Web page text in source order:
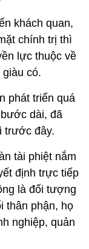
khách quan,
chính trị thì
lực thuộc về
có.
phát triển quá
dài, đã
trước đây.
tài phiệt nắm
định trực tiếp
là đối tượng
thân phận, họ
nghiệp, quản